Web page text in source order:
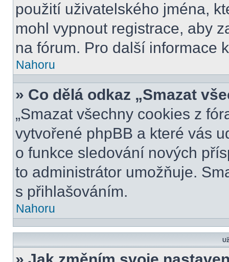
použití uživatelského jména,
mohl vypnout registrace, aby
na fórum. Pro další informace
Nahoru
» Co dělá odkaz „Smazat
„Smazat všechny cookies z
vytvořené phpBB a které vás
o funkce sledování nových
to administrátor umožňuje.
s přihlašováním.
Nahoru